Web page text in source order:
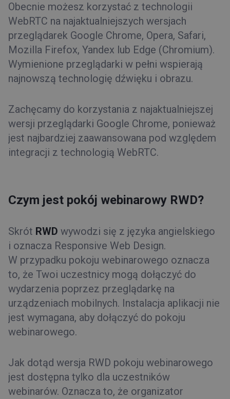
Obecnie możesz korzystać z technologii
WebRTC na najaktualniejszych wersjach
przeglądarek Google Chrome, Opera, Safari,
Mozilla Firefox, Yandex lub Edge (Chromium).
Wymienione przeglądarki w pełni wspierają
najnowszą technologię dźwięku i obrazu.
Zachęcamy do korzystania z najaktualniejszej
wersji przeglądarki Google Chrome, ponieważ
jest najbardziej zaawansowana pod względem
integracji z technologią WebRTC.
Czym jest pokój webinarowy RWD?
Skrót RWD wywodzi się z języka angielskiego
i oznacza Responsive Web Design.
W przypadku pokoju webinarowego oznacza
to, że Twoi uczestnicy mogą dołączyć do
wydarzenia poprzez przeglądarkę na
urządzeniach mobilnych. Instalacja aplikacji nie
jest wymagana, aby dołączyć do pokoju
webinarowego.
Jak dotąd wersja RWD pokoju webinarowego
jest dostępna tylko dla uczestników
webinarów. Oznacza to, że organizator